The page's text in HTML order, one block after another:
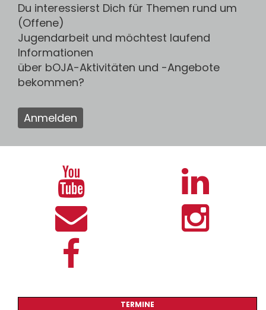
Du interessierst Dich für Themen rund um
(Offene)
Jugendarbeit und möchtest laufend
Informationen
über bOJA-Aktivitäten und -Angebote
bekommen?
Anmelden
TERMINE